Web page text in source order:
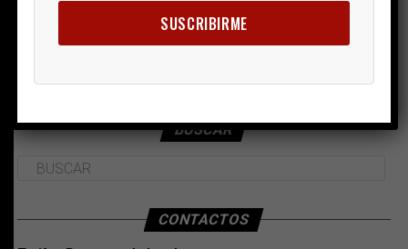
BUSCAR
CONTACTOS
SUSCRIBIRME